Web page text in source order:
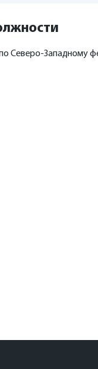
Северо-Западному